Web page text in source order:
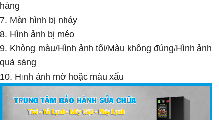
hàng
7. Màn hình bị nháy
8. Hình ảnh bị méo
9. Không màu/Hình ảnh tối/Màu không đúng/Hình ảnh
quá sáng
10. Hình ảnh mờ hoặc màu xấu